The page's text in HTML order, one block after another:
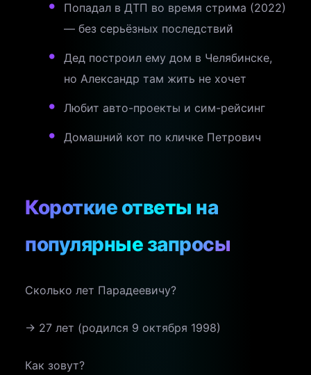
Попадал в ДТП во время стрима (2022)
— без серьёзных последствий
Дед построил ему дом в Челябинске,
но Александр там жить не хочет
Любит авто-проекты и сим-рейсинг
Домашний кот по кличке Петрович
Короткие ответы на
популярные запросы
Сколько лет Парадеевичу?
→ 27 лет (родился 9 октября 1998)
Как зовут?